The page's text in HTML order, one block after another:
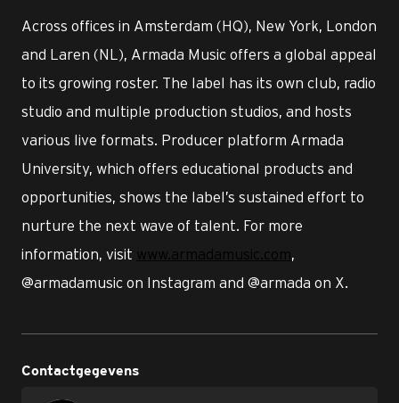
Across offices in Amsterdam (HQ), New York, London
and Laren (NL), Armada Music offers a global appeal
to its growing roster. The label has its own club, radio
studio and multiple production studios, and hosts
various live formats. Producer platform Armada
University, which offers educational products and
opportunities, shows the label’s sustained effort to
nurture the next wave of talent. For more
information, visit www.armadamusic.com,
@armadamusic on Instagram and @armada on X.
Contactgegevens